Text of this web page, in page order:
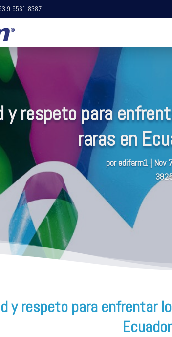
9-9561-8387
y respeto para
raras en
poredifarm1 | Nov
y respeto para enfrentar